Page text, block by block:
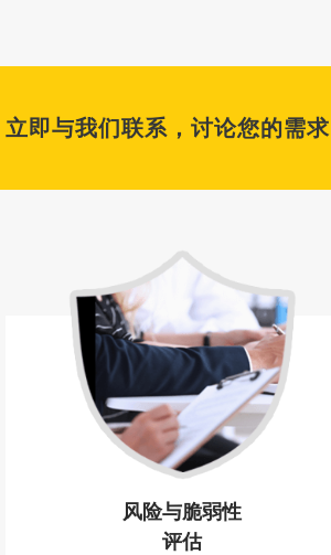
立即与我们联系，讨论您的需求
风险与脆弱性
评估